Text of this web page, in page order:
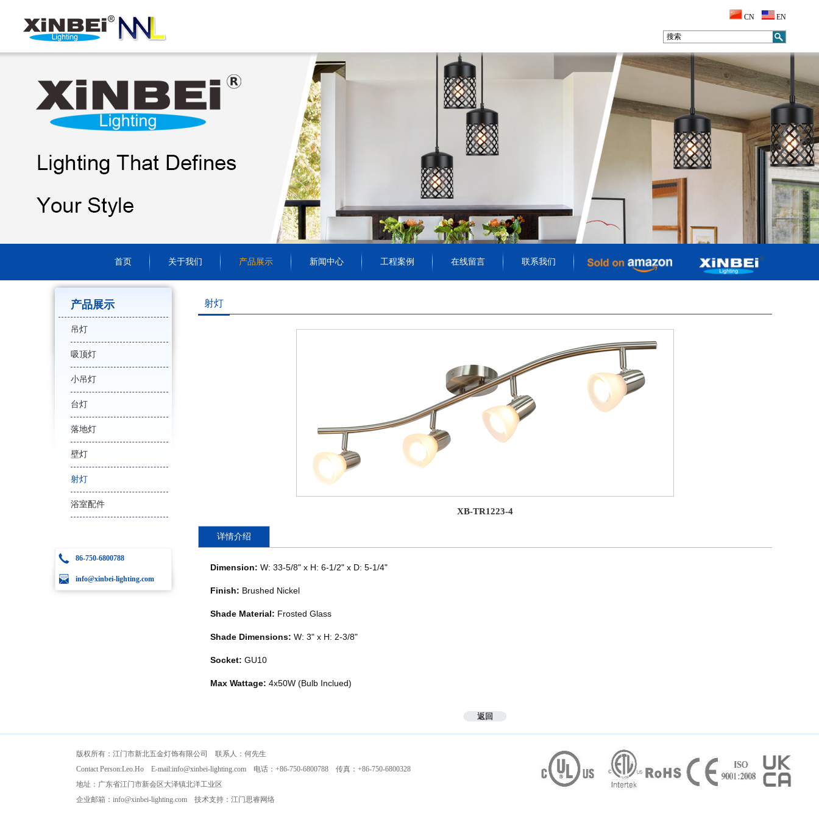
CN EN
首页 关于我们 产品展示 新闻中心 工程案例 在线留言 联系我们
产品展示
吊灯
吸顶灯
小吊灯
台灯
落地灯
壁灯
射灯
浴室配件
86-750-6800788
info@xinbei-lighting.com
射灯
XB-TR1223-4
详情介绍
Dimension: W: 33-5/8" x H: 6-1/2" x D: 5-1/4"
Finish: Brushed Nickel
Shade Material: Frosted Glass
Shade Dimensions: W: 3" x H: 2-3/8"
Socket: GU10
Max Wattage: 4x50W (Bulb Inclued)
返回
版权所有：江门市新北五金灯饰有限公司 联系人：何先生
Contact Person:Leo.Ho E-mail:info@xinbei-lighting.com 电话：+86-750-6800788 传真：+86-750-6800328
地址：广东省江门市新会区大泽镇北洋工业区
企业邮箱：info@xinbei-lighting.com 技术支持：江门思睿网络